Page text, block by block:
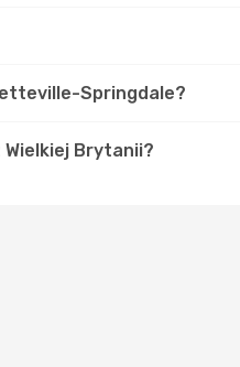
Springdale?
Brytanii?